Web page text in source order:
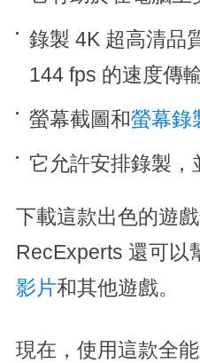
錄製 4K 超高清品
144 fps 的速度傳
螢幕截圖和螢幕錄
它允許安排錄製
下載這款出色的遊
RecExperts 還可以
影片和其他遊戲。
現在，使用這款全